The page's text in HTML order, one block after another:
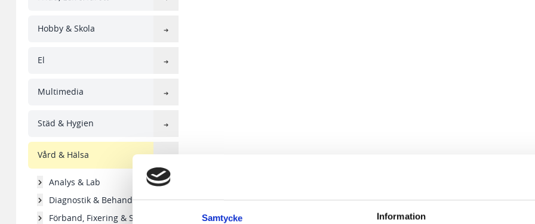
Samtycke Information
Hobby & Skola
El
Multimedia
Städ & Hygien
Vård & Hälsa
Analys & Lab
Diagnostik & Behandling
Förband, Fixering & Stöd